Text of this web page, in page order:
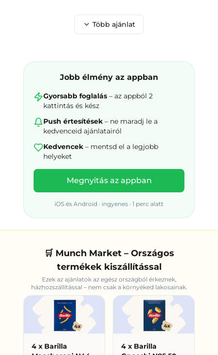
Több ajánlat
Jobb élmény az appban
Gyorsabb foglalás – az appból 2
kattintás és kész
Push értesítések – ne maradj le a
kedvenceid ajánlatairól
Kedvencek – mentsd el a legjobb
helyeket
Megnyitás az appban
iOS és Android · ingyenes · 1 perc alatt
🛒 Munch Market – Országos
termékek kiszállítással
Ezek az ajánlatok az egész országból érkeznek,
házhozszállítással – nem csak a környéked lakosainak.
4 x Barilla
4 x Barilla